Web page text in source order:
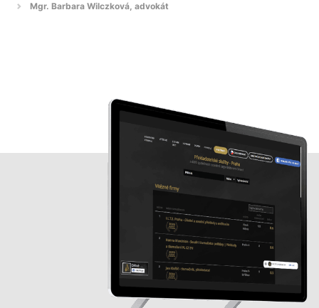
Mgr. Barbara Wilczková, advokát